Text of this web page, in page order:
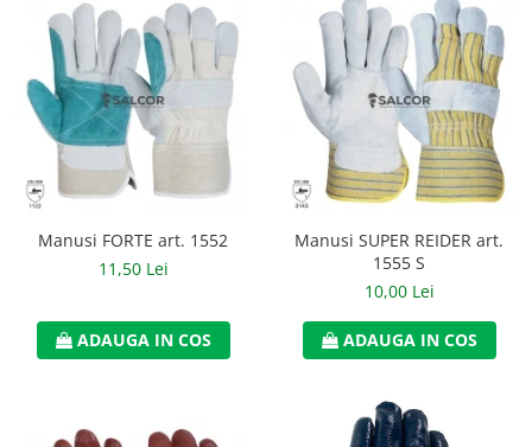
Manusi FORTE art. 1552
11,50 Lei
ADAUGA IN COS
Manusi SUPER REIDER art.
1555 S
10,00 Lei
ADAUGA IN COS